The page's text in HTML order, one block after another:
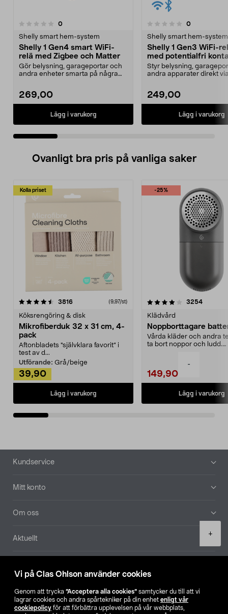
Vi på Clas Ohlson använder cookies
Genom att trycka ”Acceptera alla cookies” samtycker du till att vi
lagrar cookies och andra spårtekniker på din enhet enligt vår
cookiepolicy för att förbättra upplevelsen på vår webbplats,
-
+
0recensioner
Shelly smart hem-system
Shelly 1 Gen4 smart WiFi-
relä med Zigbee och Matter
Gör belysning, garageportar och
andra enheter smarta på några
269,00
Lägg i varukorg
0.0 av 5 stjärnor 0recensioner
Shelly smart hem-system
Shelly 1 Gen3 WiFi-
med potentialfri
Styr belysning,
andra apparater direkt
249,00
Lägg i varukorg
0.0 av 5 stjärnor
Ovanligt bra pris på vanliga saker
Kolla priset
3816recensioner (9,97/st)
Köksrengöring & disk
Mikrofiberduk 32 x 31 cm, 4-
pack
Aftonbladets "självklara favorit” i
test av d...
Utförande: Grå/beige
39,90
Lägg i varukorg
-25%
4.0av 5 stjärnor 3254
Klädvård
Noppborttagare
Vårda kläder och andra
ta bort noppor och ludd.
149,90
Lägg i varukorg
4.5av 5 stjärnor
Sidfot
Kundservice
Mitt konto
Om oss
Aktuellt
Hitta butik